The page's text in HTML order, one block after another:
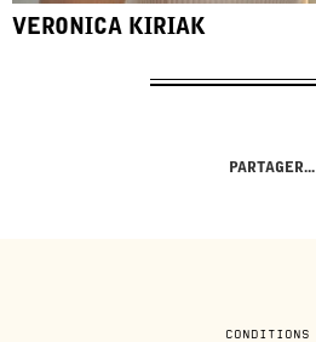
VERONICA KIRIAK
PARTAGER...
CONDITIONS